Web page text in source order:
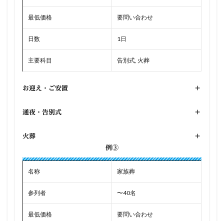
最低価格 要問い合わせ
日数 1日
主要科目 告別式, 火葬
お迎え・ご安置 +
通夜・告別式 +
火葬
+
例③
名称 家族葬
参列者 〜40名
最低価格 要問い合わせ